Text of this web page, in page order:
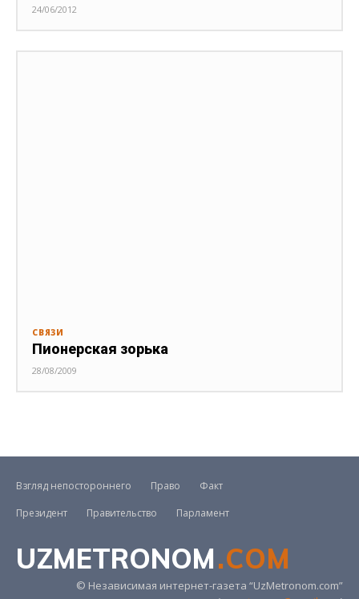
24/06/2012
СВЯЗИ
Пионерская зорька
28/08/2009
Взгляд непостороннего Право
Факт
Президент
Правительство Парламент
UZMETRONOM.COM
© Независимая интернет-газета “UzMetronom.com”